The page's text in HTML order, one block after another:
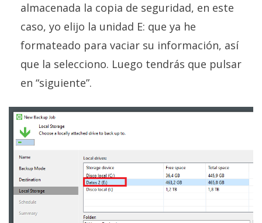
almacenada la copia de seguridad, en este
caso, yo elijo la unidad E: que ya he
formateado para vaciar su información, así
que la selecciono. Luego tendrás que pulsar
en “siguiente”.